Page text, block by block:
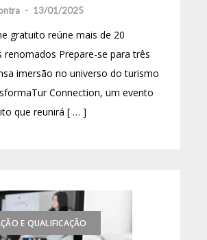
- 13/01/2025
gratuito reúne mais de 20
renomados Prepare-se para três
imersão no universo do turismo
Connection, um evento
que reunirá [ … ]
E QUALIFICAÇÃO